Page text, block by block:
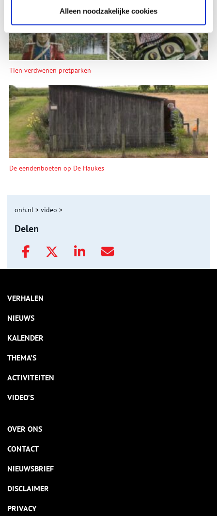
Alleen noodzakelijke cookies
Tien verdwenen pretparken
De eendenboeten op De Haukes
onh.nl > video >
Delen
VERHALEN
NIEUWS
KALENDER
THEMA’S
ACTIVITEITEN
VIDEO’S
OVER ONS
CONTACT
NIEUWSBRIEF
DISCLAIMER
PRIVACY